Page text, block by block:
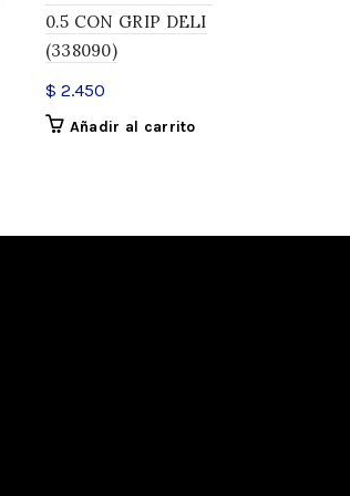
0.5 CON GRIP DELI
(338090)
$ 2.450
Añadir al carrito